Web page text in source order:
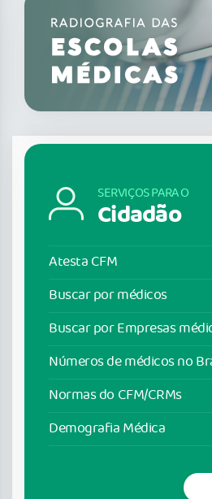
SERVIÇOS PARA O
Cidadão
Atesta CFM
Buscar por médicos
Buscar por Empresas
Números de médicos no
Normas do CFM/CRMs
Demografia Médica